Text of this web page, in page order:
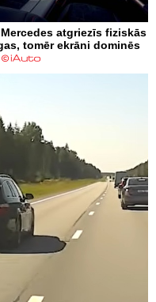
atgriezīs fiziskās
tomēr ekrāni dominēs